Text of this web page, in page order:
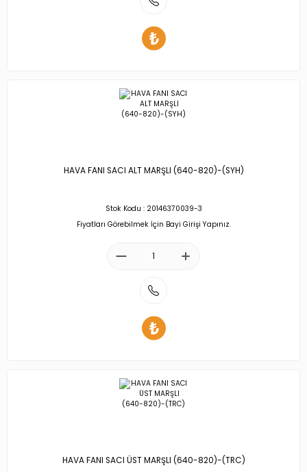
HAVA FANI SACI ALT MARŞLI (640-820)-(SYH)
Stok Kodu : 20146370039-3
Fiyatları Görebilmek İçin Bayi Girişi Yapınız.
HAVA FANI SACI ÜST MARŞLI (640-820)-(TRC)